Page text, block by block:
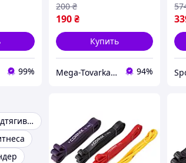
99%
190₴
200 ₴
Купить
Mega-Tovarka📦💙💛 94%
Резинка для подтягиваний